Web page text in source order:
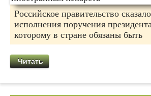
Российское правительство
исполнения поручения
которому в стране обязаны быть
Читать